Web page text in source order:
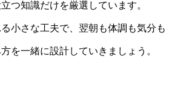
つ知識だけを厳選しています。
小さな工夫で、翌朝も体調も気分も
を一緒に設計していきましょう。